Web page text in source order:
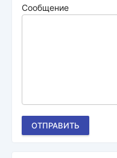
Сообщение
ОТПРАВИТЬ